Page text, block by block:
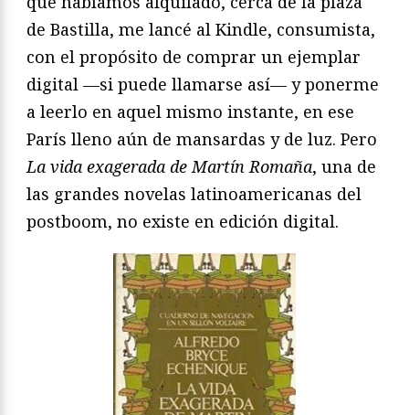
de Bastilla, me lancé al Kindle, consumista,
con el propósito de comprar un ejemplar
digital —si puede llamarse así— y ponerme
a leerlo en aquel mismo instante, en ese
París lleno aún de mansardas y de luz. Pero
La vida exagerada de Martín Romaña, una de
las grandes novelas latinoamericanas del
postboom, no existe en edición digital.